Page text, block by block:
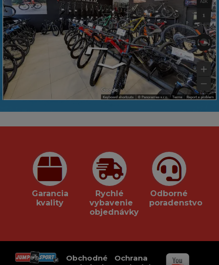
Garancia
kvality
Rychlé
vybavenie
objednávky
Odborné
poradenstvo
Obchodné
Ochrana